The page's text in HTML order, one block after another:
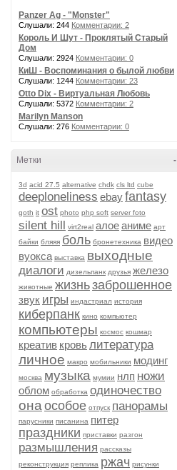
Panzer Ag - "Monster"
Слушали: 244 Комментарии: 2
Король И Шут - Проклятый Старый
Дом
Слушали: 2924 Комментарии: 0
КиШ - Воспоминания о былой любви
Слушали: 1244 Комментарии: 23
Otto Dix - Виртуальная Любовь
Слушали: 5372 Комментарии: 2
Marilyn Manson
Слушали: 276 Комментарии: 0
-
Метки
3d acid 27.5 alternative chdk cls ltd cube
deeploneliness ebayfantasy
goth it ost photo php soft server foto
silent hill virt2real алоеаниме арт
байки бляяя боль бронетехника видео
вуокса выставка выходные
диалоги дизельпанк друзья железо
животные жизньзаброшенное
звук игры индастриал история
киберпанк кино компьютер
компьютеры космос кошмар
креатив кровьлитература
личное макро мобильники модинг
москва музыка мумии нлп ножи
облом обработка одиночество
она особое отпуск панорамы
парусники писанина питер
праздники приставки разгон
размышления рассказы
реконструкция реплика ржач рисунки